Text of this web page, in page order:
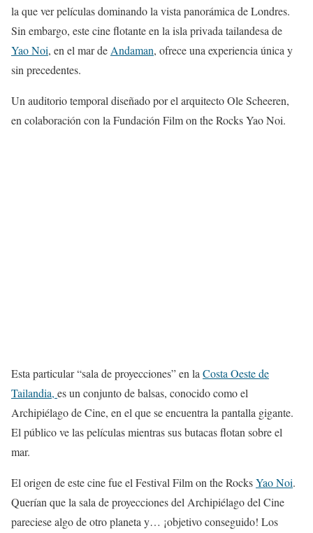
la que ver películas dominando la vista panorámica de Londres.
Sin embargo, este cine flotante en la isla privada tailandesa de
Yao Noi, en el mar deAndaman, ofrece una experiencia única y
sin precedentes.
Un auditorio temporal diseñado por el arquitecto Ole Scheeren,
en colaboración con la Fundación Film on the Rocks Yao Noi.
Esta particular “sala de proyecciones” en la Costa Oeste de
Tailandia, es un conjunto de balsas, conocido como el
Archipiélago de Cine, en el que se encuentra la pantalla gigante.
El público ve las películas mientras sus butacas flotan sobre el
mar.
El origen de este cine fue el Festival Film on the RocksYao Noi.
Querían que la sala de proyecciones del Archipiélago del Cine
pareciese algo de otro planeta y… ¡objetivo conseguido! Los